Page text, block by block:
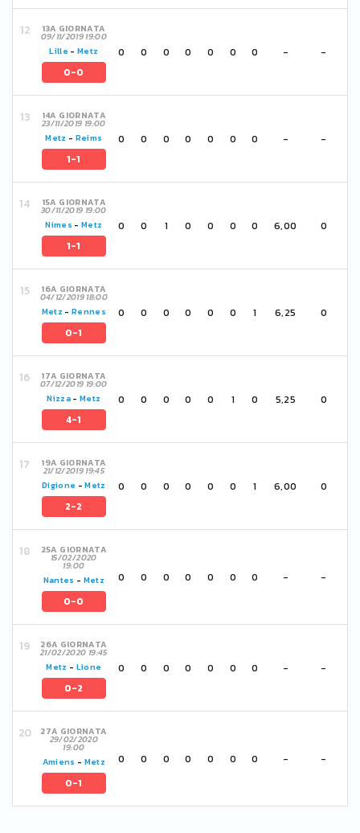
13A GIORNATA
09/11/2019 19:00
Lille -Metz
0-0
0 0 0 0 0 0 0 - -
14A GIORNATA
23/11/2019 19:00
Metz - Reims
1-1
0 0 0 0 0 0 0 - -
15A GIORNATA
30/11/2019 19:00
Nimes -Metz
1-1
0 0 1 0 0 0 0 6,00 0
16A GIORNATA
04/12/2019 18:00
Metz -Rennes
0-1
0 0 0 0 0 0 1 6,25 0
17A GIORNATA
07/12/2019 19:00
Nizza-Metz
4-1
0 0 0 0 0 1 0 5,25 0
19A GIORNATA
21/12/2019 19:45
Digione -Metz
2-2
0 0 0 0 0 0 1 6,00 0
25A GIORNATA
15/02/2020
19:00
Nantes - Metz
0-0
0 0 0 0 0 0 0 - -
26A GIORNATA
21/02/2020 19:45
Metz - Lione
0-2
0 0 0 0 0 0 0 - -
27A GIORNATA
29/02/2020
19:00
Amiens - Metz
0-1
0 0 0 0 0 0 0 - -